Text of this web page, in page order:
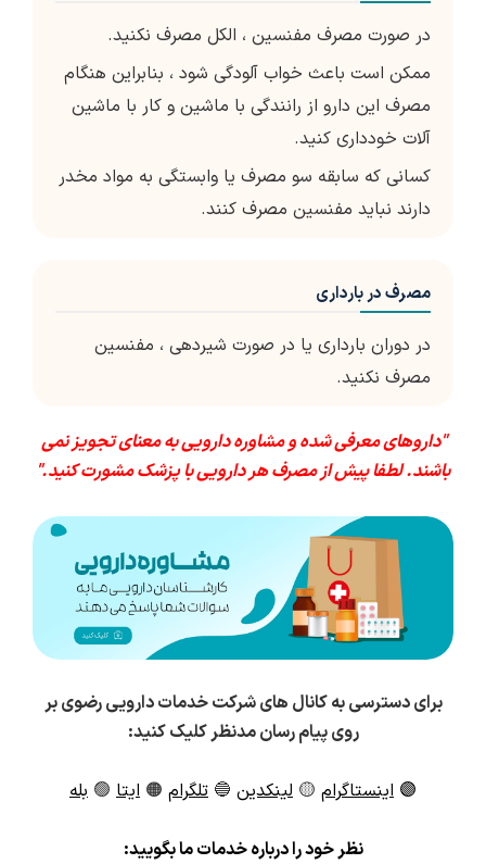
در صورت مصرف مفنسین ، الکل مصرف نکنید.
ممکن است باعث خواب آلودگی شود ، بنابراین هنگام
مصرف این دارو از رانندگی با ماشین و کار با ماشین
آلات خودداری کنید.
کسانی که سابقه سو مصرف یا وابستگی به مواد مخدر
دارند نباید مفنسین مصرف کنند.
مصرف در بارداری
در دوران بارداری یا در صورت شیردهی ، مفنسین
مصرف نکنید.
"داروهای معرفی شده و مشاوره دارویی به معنای تجویز نمی
باشند. لطفا پیش از مصرف هر دارویی با پزشک مشورت کنید."
برای دسترسی به کانال های شرکت خدمات دارویی رضوی بر
روی پیام رسان مدنظر کلیک کنید:
🟣 اینستاگرام 🟡 لینکدین 🔵 تلگرام 🟠 ایتا 🟢 بله
نظر خود را درباره خدمات ما بگویید: